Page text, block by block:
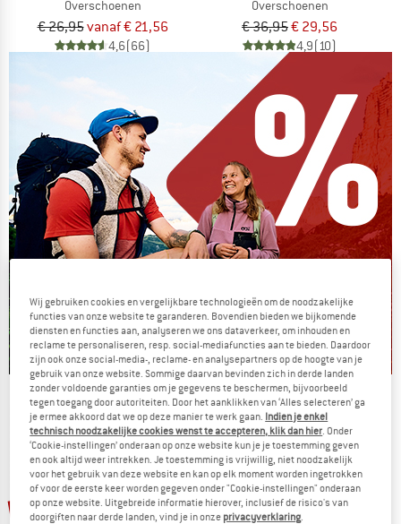
Overschoenen
€ 26,95vanaf € 21,56
4,6(66)
Overschoenen
€ 36,95€ 29,56
4,9(10)
De zomersale gaat verder
NU TOT MAAR LIEFST -50%
NAAR DE SALE
tot -30% -15%
Wij gebruiken cookies en vergelijkbare technologieën om de noodzakelijke
functies van onze website te garanderen. Bovendien bieden we bijkomende
diensten en functies aan, analyseren we ons dataverkeer, om inhouden en
reclame te personaliseren, resp. social-mediafuncties aan te bieden. Daardoor
zijn ook onze social-media-, reclame- en analysepartners op de hoogte van je
gebruik van onze website. Sommige daarvan bevinden zich in derde landen
zonder voldoende garanties om je gegevens te beschermen, bijvoorbeeld
tegen toegang door autoriteiten. Door het aanklikken van ‘Alles selecteren’ ga
je ermee akkoord dat we op deze manier te werk gaan. Indien je enkel
technisch noodzakelijke cookies wenst te accepteren, klik dan hier . Onder
‘Cookie-instellingen’ onderaan op onze website kun je je toestemming geven
en ook altijd weer intrekken. Je toestemming is vrijwillig, niet noodzakelijk
voor het gebruik van deze website en kan op elk moment worden ingetrokken
of voor de eerste keer worden gegeven onder "Cookie-instellingen" onderaan
op onze website. Uitgebreide informatie hierover, inclusief de risico's van
doorgiften naar derde landen, vind je in onze privacyverklaring